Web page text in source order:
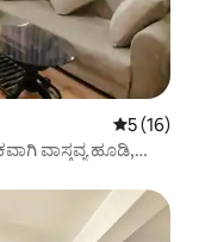
5 ರಲ್ಲಿ 5
5 (16)
ವಾಸ್ತವ್ಯ ಹೂಡಿ,